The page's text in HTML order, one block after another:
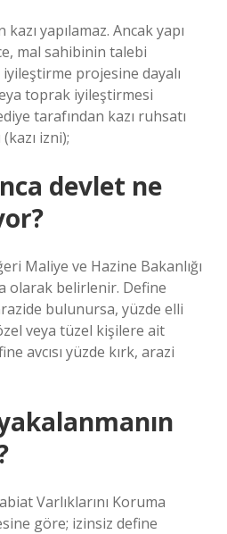
kazı yapılamaz. Ancak yapı
mal sahibinin talebi
projesine dayalı
toprak iyileştirmesi
tarafından kazı ruhsatı
izni);
devlet ne
Maliye ve Hazine Bakanlığı
olarak belirlenir. Define
bulunursa, yüzde elli
veya tüzel kişilere ait
avcısı yüzde kırk, arazi
Varlıklarını Koruma
göre; izinsiz define